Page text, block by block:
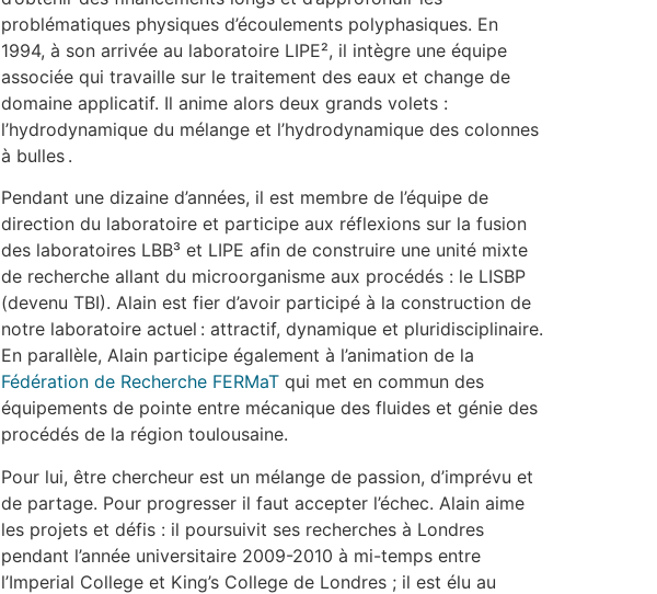
problématiques physiques d’écoulements polyphasiques. En
1994, à son arrivée au laboratoire LIPE², il intègre une équipe
associée qui travaille sur le traitement des eaux et change de
domaine applicatif. Il anime alors deux grands volets :
l’hydrodynamique du mélange et l’hydrodynamique des colonnes
à bulles .
Pendant une dizaine d’années, il est membre de l’équipe de
direction du laboratoire et participe aux réflexions sur la fusion
des laboratoires LBB³ et LIPE afin de construire une unité mixte
de recherche allant du microorganisme aux procédés : le LISBP
(devenu TBI). Alain est fier d’avoir participé à la construction de
notre laboratoire actuel : attractif, dynamique et pluridisciplinaire.
En parallèle, Alain participe également à l’animation de la
Fédération de Recherche FERMaT qui met en commun des
équipements de pointe entre mécanique des fluides et génie des
procédés de la région toulousaine.
Pour lui, être chercheur est un mélange de passion, d’imprévu et
de partage. Pour progresser il faut accepter l’échec. Alain aime
les projets et défis : il poursuivit ses recherches à Londres
pendant l’année universitaire 2009-2010 à mi-temps entre
l’Imperial College et King’s College de Londres ; il est élu au